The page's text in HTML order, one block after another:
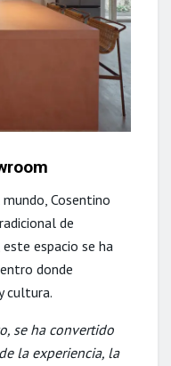
Cosentino
de
este espacio se ha
donde
cultura.
se ha convertido
la experiencia, la